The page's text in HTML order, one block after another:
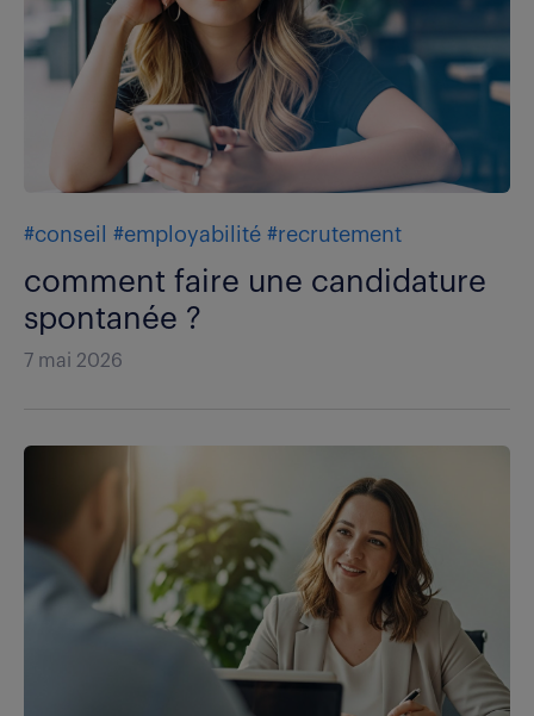
#conseil #employabilité #recrutement
comment faire une candidature
spontanée ?
7 mai 2026